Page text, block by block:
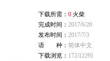
下载所需： 0 火柴
完成时间： 2017/6/20
发布时间： 2017/7/3
语 种： 简体中文
下载浏览： 172/12291